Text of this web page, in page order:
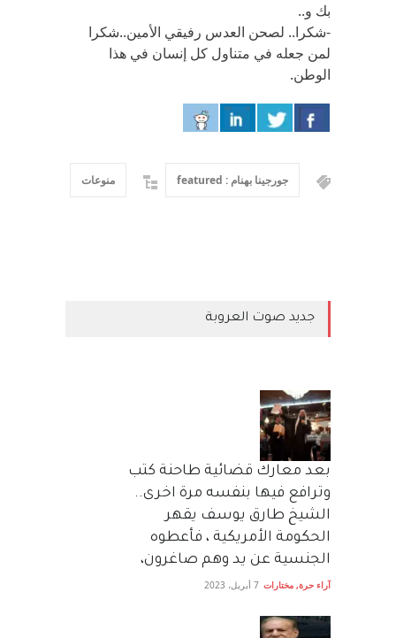
بك و..
-شكرا.. لصحن العدس رفيقي الأمين..شكرا
لمن جعله في متناول كل إنسان في هذا
الوطن.
جورجينا بهنام : featured منوعات
جديد صوت العروبة
بعد معارك قضائية طاحنة كتب
وترافع فيها بنفسه مرة اخرى..
الشيخ طارق يوسف يقهر
الحكومة الأمريكية ، فأعطوه
الجنسية عن يد وهم صاغرون،
آراء حرة, مختارات 7 أبريل، 2023